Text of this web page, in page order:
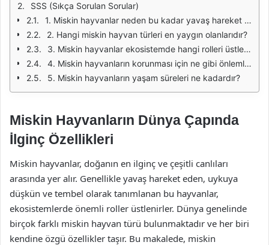
SSS (Sıkça Sorulan Sorular)
1. Miskin hayvanlar neden bu kadar yavaş hareket eder?
2. Hangi miskin hayvan türleri en yaygın olanlarıdır?
3. Miskin hayvanlar ekosistemde hangi rolleri üstlenir?
4. Miskin hayvanların korunması için ne gibi önlemler alınabilir?
5. Miskin hayvanların yaşam süreleri ne kadardır?
Miskin Hayvanların Dünya Çapında
İlginç Özellikleri
Miskin hayvanlar, doğanın en ilginç ve çeşitli canlıları
arasında yer alır. Genellikle yavaş hareket eden, uykuya
düşkün ve tembel olarak tanımlanan bu hayvanlar,
ekosistemlerde önemli roller üstlenirler. Dünya genelinde
birçok farklı miskin hayvan türü bulunmaktadır ve her biri
kendine özgü özellikler taşır. Bu makalede, miskin